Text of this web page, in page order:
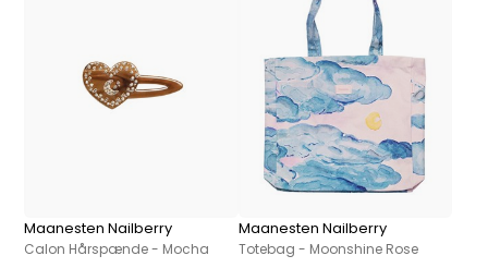
Maanesten Nailberry
Calon Hårspænde - Mocha
Maanesten Nailberry
Totebag - Moonshine Rose